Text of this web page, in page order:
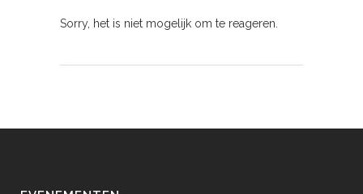
Sorry, het is niet mogelijk om te reageren.